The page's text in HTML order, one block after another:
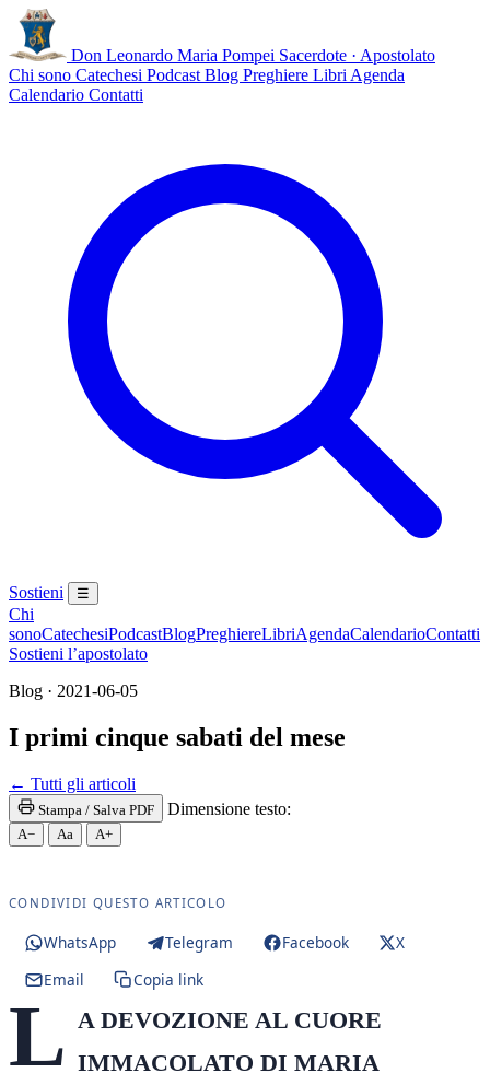
Don Leonardo Maria Pompei Sacerdote · Apostolato
Chi sono Catechesi Podcast Blog Preghiere Libri Agenda
Calendario Contatti
Sostieni ☰
Chi
sonoCatechesiPodcastBlogPreghiereLibriAgendaCalendarioContatti
Sostieni l’apostolato
Blog · 2021-06-05
I primi cinque sabati del mese
← Tutti gli articoli
Stampa / Salva PDF Dimensione testo:
A− Aa A+
CONDIVIDI QUESTO ARTICOLO
WhatsApp Telegram Facebook
X
Email
Copia link
L A DEVOZIONE AL CUORE
IMMACOLATO DI MARIA